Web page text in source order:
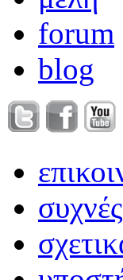
forum
blog